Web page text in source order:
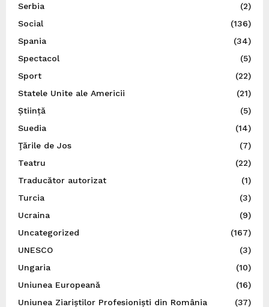
Serbia
(2)
Social
(136)
Spania
(34)
Spectacol
(5)
Sport
(22)
Statele Unite ale Americii
(21)
Știință
(5)
Suedia
(14)
Ţările de Jos
(7)
Teatru
(22)
Traducător autorizat
(1)
Turcia
(3)
Ucraina
(9)
Uncategorized
(167)
UNESCO
(3)
Ungaria
(10)
Uniunea Europeană
(16)
Uniunea Ziariștilor Profesioniști din România
(37)